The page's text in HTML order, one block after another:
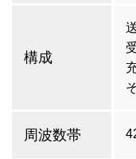
構成
周波数帯